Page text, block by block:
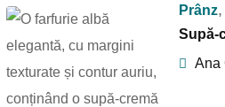
Prânz,
Supă-
Ana